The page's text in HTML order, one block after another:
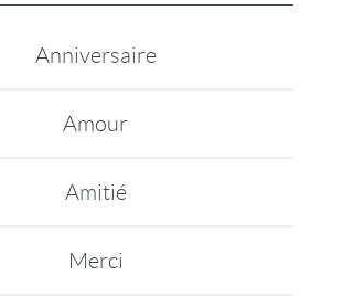
Anniversaire
Amour
Amitié
Merci